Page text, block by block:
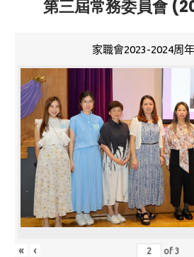
第三屆常務委員會
家職會2023-2024周
« ‹ of3